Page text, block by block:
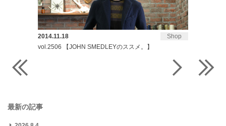
Shop
2014.11.18
vol.2506 【JOHN SMEDLEYのススメ。】
最新の記事